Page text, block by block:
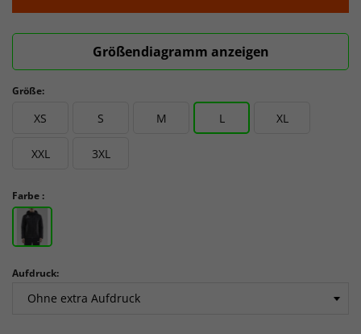
Größendiagramm anzeigen
Größe:
XS S M L XL
XXL 3XL
Farbe :
Aufdruck: